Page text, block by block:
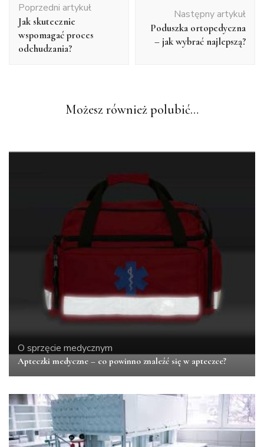
wpisu
Poprzedni artykuł
Jak skutecznie
wspomagać proces
odchudzania?
Następny artykuł
Poduszka ortopedyczna
– jak wybrać najlepszą?
Możesz również polubić…
O sprzęcie medycznym
Apteczki medyczne – co powinno znaleźć się w apteczce?